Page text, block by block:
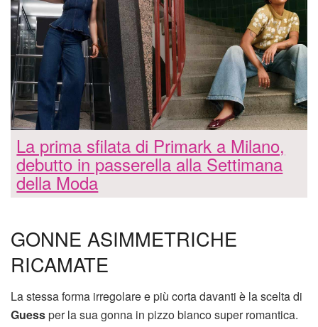
La prima sfilata di Primark a Milano,
debutto in passerella alla Settimana
della Moda
GONNE ASIMMETRICHE
RICAMATE
La stessa forma irregolare e più corta davanti è la scelta di
Guessper la sua gonna in pizzo bianco super romantica.